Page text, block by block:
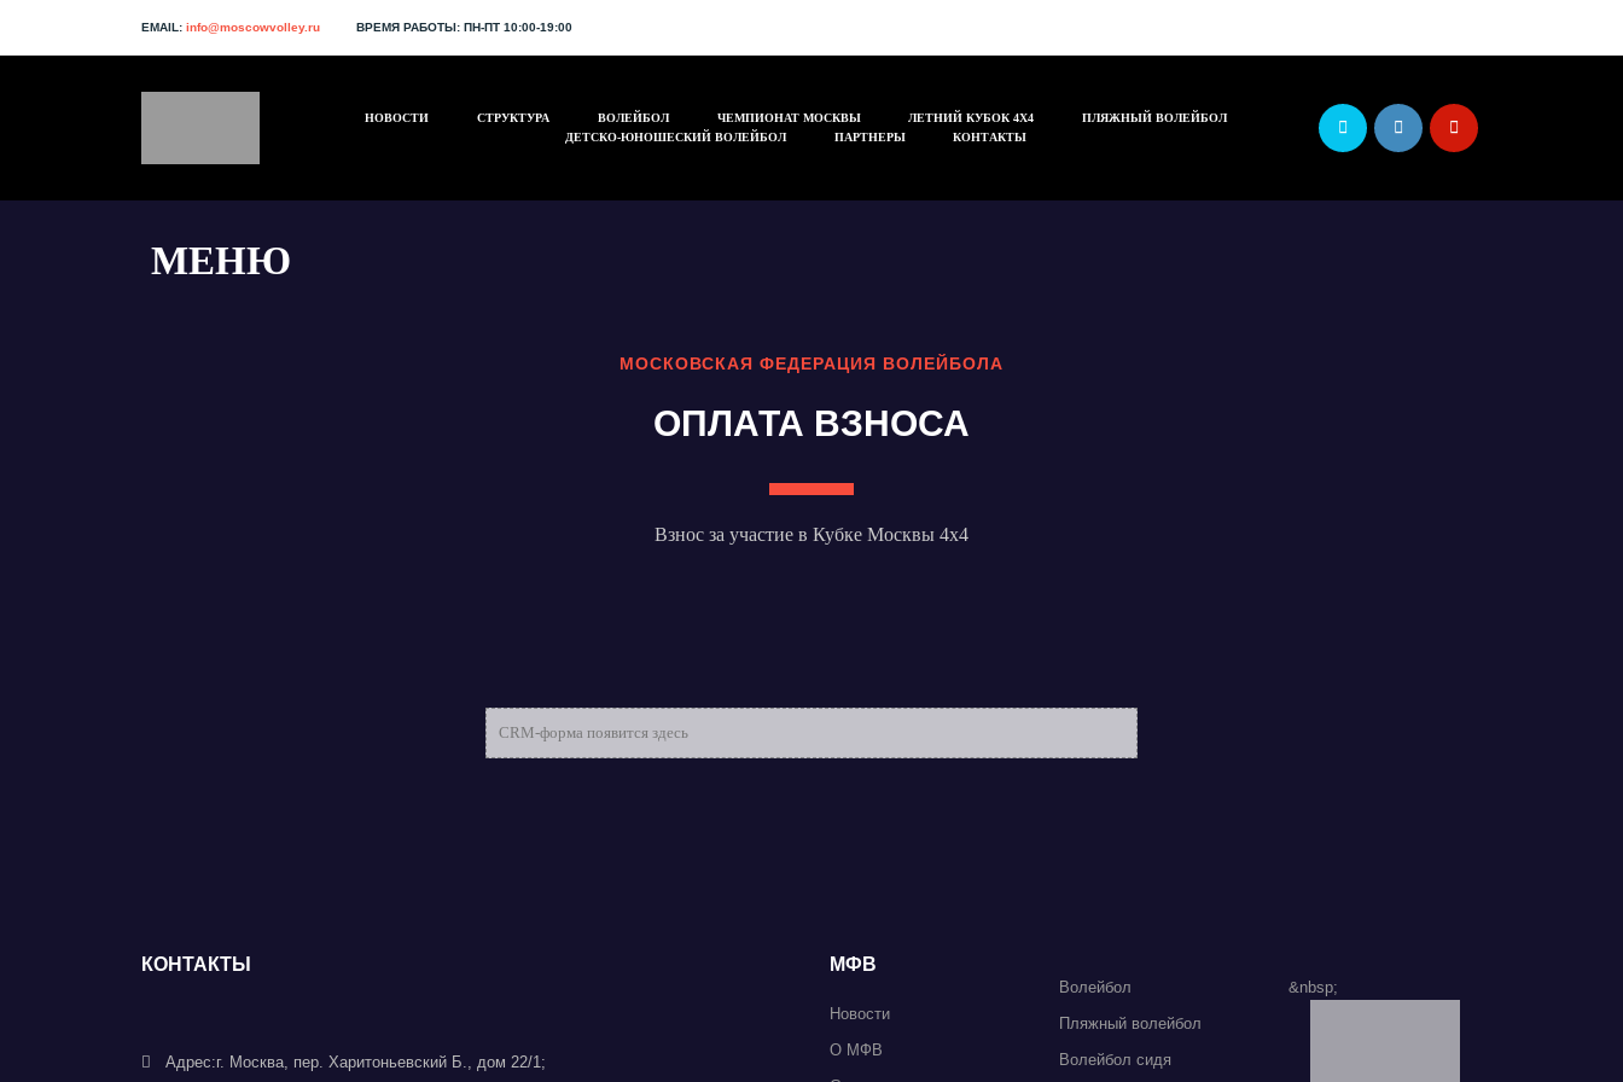
EMAIL: info@moscowvolley.ru ВРЕМЯ РАБОТЫ: ПН-ПТ 10:00-19:00
НОВОСТИ СТРУКТУРА ВОЛЕЙБОЛ ЧЕМПИОНАТ МОСКВЫ ЛЕТНИЙ КУБОК 4Х4
ПЛЯЖНЫЙ ВОЛЕЙБОЛ
ДЕТСКО-ЮНОШЕСКИЙ ВОЛЕЙБОЛ
ПАРТНЕРЫ КОНТАКТЫ
МЕНЮ
МОСКОВСКАЯ ФЕДЕРАЦИЯ ВОЛЕЙБОЛА
ОПЛАТА ВЗНОСА
Взнос за участие в Кубке Москвы 4х4
CRM-форма появится здесь
КОНТАКТЫ
Адрес:г. Москва, пер. Харитоньевский Б., дом 22/1;
МФВ
Новости
О МФВ
Волейбол
Пляжный волейбол
Волейбол сидя
&nbsp;